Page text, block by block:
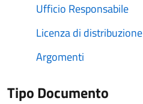
Ufficio Responsabile
Licenza di distribuzione
Argomenti
Tipo Documento